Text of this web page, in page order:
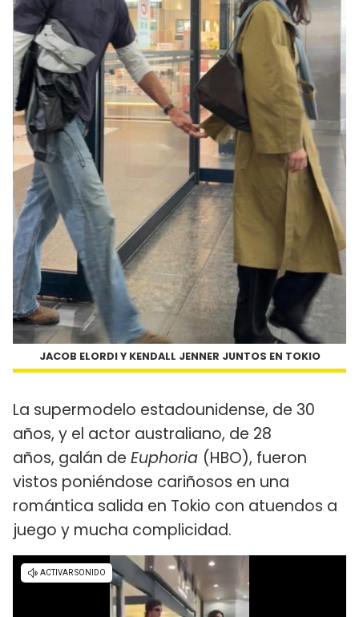
JACOB ELORDI Y KENDALL JENNER JUNTOS EN TOKIO
La supermodelo estadounidense, de 30
años, y el actor australiano, de 28
años, galán de Euphoria (HBO), fueron
vistos poniéndose cariñosos en una
romántica salida en Tokio con atuendos a
juego y mucha complicidad.